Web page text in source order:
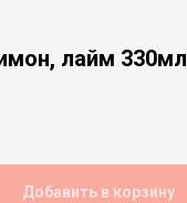
лайм 330мл
Добавить в корзину